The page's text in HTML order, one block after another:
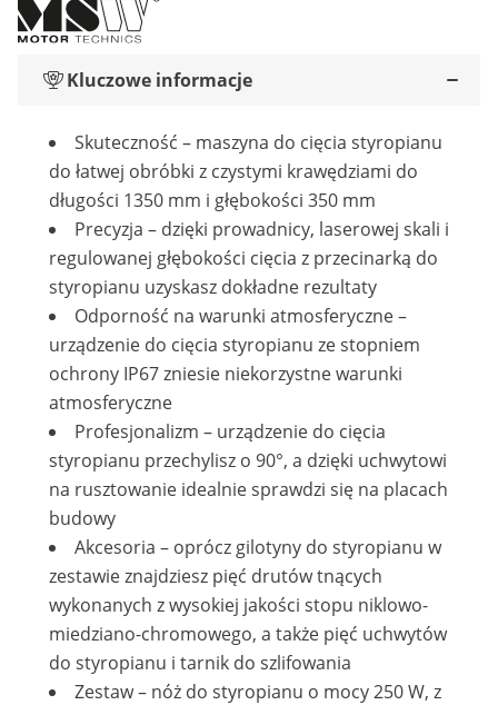
Kluczowe informacje
Skuteczność – maszyna do cięcia styropianu
do łatwej obróbki z czystymi krawędziami do
długości 1350 mm i głębokości 350 mm
Precyzja – dzięki prowadnicy, laserowej skali i
regulowanej głębokości cięcia z przecinarką do
styropianu uzyskasz dokładne rezultaty
Odporność na warunki atmosferyczne –
urządzenie do cięcia styropianu ze stopniem
ochrony IP67 zniesie niekorzystne warunki
atmosferyczne
Profesjonalizm – urządzenie do cięcia
styropianu przechylisz o 90°, a dzięki uchwytowi
na rusztowanie idealnie sprawdzi się na placach
budowy
Akcesoria – oprócz gilotyny do styropianu w
zestawie znajdziesz pięć drutów tnących
wykonanych z wysokiej jakości stopu niklowo-
miedziano-chromowego, a także pięć uchwytów
do styropianu i tarnik do szlifowania
Zestaw – nóż do styropianu o mocy 250 W, z